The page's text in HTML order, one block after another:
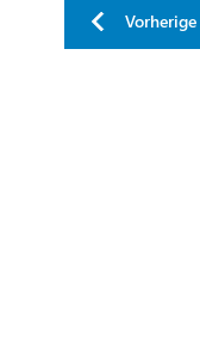
Vorherige